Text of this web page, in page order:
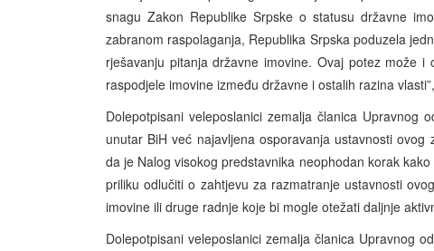
snagu Zakon Republike Srpske o statusu državne
zabranom raspolaganja, Republika Srpska poduzela
rješavanju pitanja državne imovine. Ovaj potez može
raspodjele imovine između državne i ostalih razina
Dolepotpisani veleposlanici zemalja članica
unutar BiH već najavljena osporavanja ustavnosti
da je Nalog visokog predstavnika neophodan korak
priliku odlučiti o zahtjevu za razmatranje ustavnosti
imovine ili druge radnje koje bi mogle otežati daljnje
Dolepotpisani veleposlanici zemalja članica Upravnog